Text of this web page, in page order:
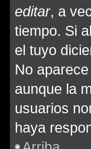
editar, a
tiempo. Si
el tuyo
No
aunque la
usuarios
haya